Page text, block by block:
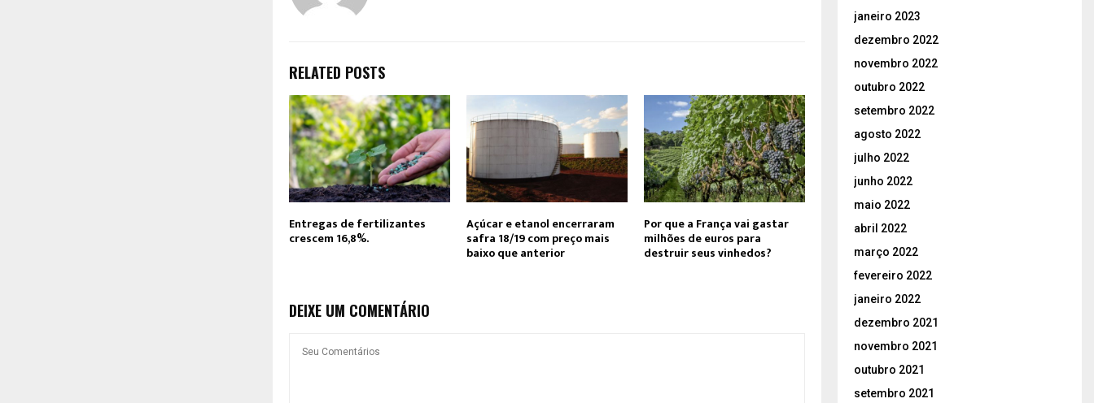
RELATED POSTS
Entregas de fertilizantes
crescem 16,8%.
Açúcar e etanol encerraram
safra 18/19 com preço mais
baixo que anterior
Por que a França vai gastar
milhões de euros para
destruir seus vinhedos?
DEIXE UM COMENTÁRIO
janeiro 2023
dezembro 2022
novembro 2022
outubro 2022
setembro 2022
agosto 2022
julho 2022
junho 2022
maio 2022
abril 2022
março 2022
fevereiro 2022
janeiro 2022
dezembro 2021
novembro 2021
outubro 2021
setembro 2021